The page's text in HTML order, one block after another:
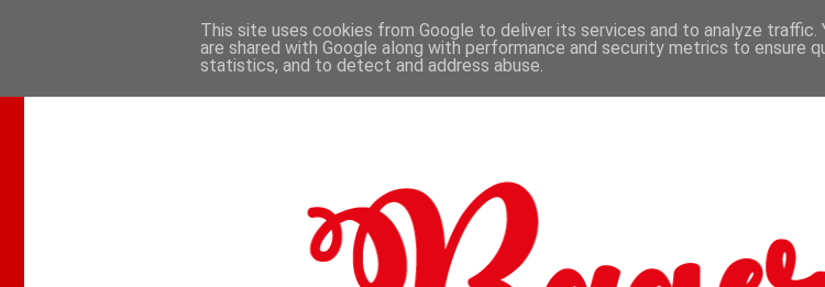
This site uses cookies from Google to deliver its services and to analyze traffic.
are shared with Google along with performance and security metrics to ensure
statistics, and to detect and address abuse.